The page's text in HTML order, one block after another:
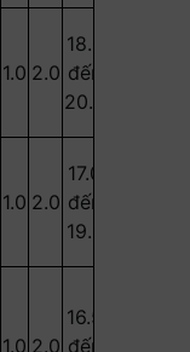
1.0 2.0
18.0
đến
20.0
1.0 2.0
17.0
đến
19.0
1.0 2.0
16.5
đến